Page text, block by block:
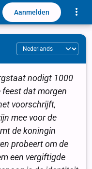
Aanmelden